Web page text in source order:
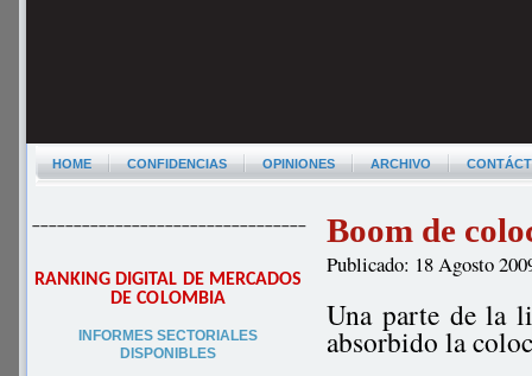
HOME CONFIDENCIAS OPINIONES ARCHIVO
–––––––––––––––––––––––––––––––––
RANKING DIGITAL DE MERCADOS
DE COLOMBIA
INFORMES SECTORIALES
DISPONIBLES
Boom de
Publicado: 18 Agosto
Una parte de la
absorbido la